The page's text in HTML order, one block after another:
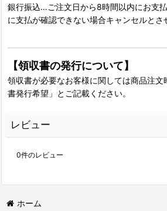
銀行振込…ご注文日から8時間以内にお支
に支払が確認できない場合キャンセルとさ
【領収書の発行について】
領収書が必要なお客様に関しては商品注文
書発行希望」とご記載ください。
レビュー
0件のレビュー
ホーム